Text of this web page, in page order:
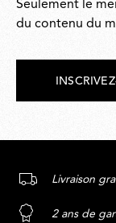
Seulement le
du contenu du
Livraison
2 ans de